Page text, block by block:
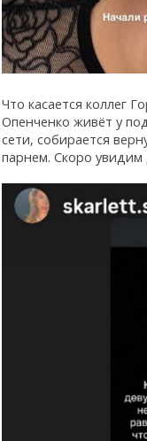
Что касается коллег
Опенченко живёт у
сети, собирается
парнем. Скоро